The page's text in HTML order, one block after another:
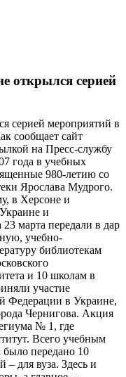
открылся серией
серией мероприятий в
сообщает сайт
на Пресс-службу
года в учебных
980-летию со
Ярослава Мудрого.
в Херсоне и
и
марта передали в дар
учебно-
библиотекам
и 10 школам в
участие
Федерации в Украине,
Чернигова. Акция
№ 1, где
Всего учебным
было передано 10
– для вуза. Здесь и